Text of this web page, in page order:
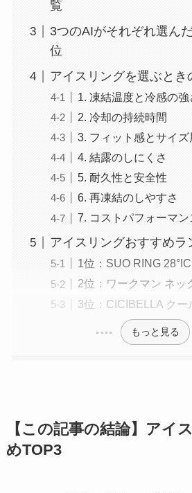
覧
3つのAIがそれぞれ選ん
位
アイスリングを選ぶとき
1. 凍結温度と冷感の強
2. 冷却の持続時間
3. フィット感とサイズ
4. 結露のしにくさ
5. 耐久性と安全性
6. 再凍結のしやすさ
7. コストパフォーマン
アイスリングおすすめラ
1位：SUO RING
2位：ワークマン ネッ
3位：CICIBELLA クー
もっと見る
【この記事の結論】アイ
めTOP3